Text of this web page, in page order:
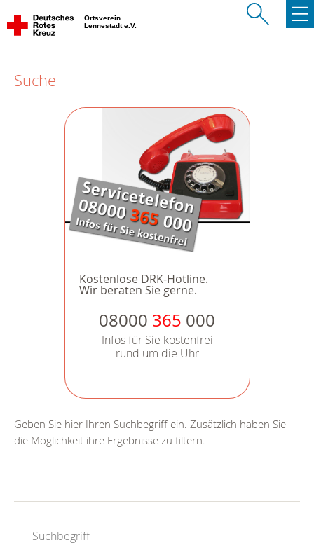
Ortsverein
Lennestadt e.V.
Suche
Kostenlose DRK-Hotline.
Wir beraten Sie gerne.
08000 365 000
Infos für Sie kostenfrei
rund um die Uhr
Geben Sie hier Ihren Suchbegriff ein. Zusätzlich haben Sie
die Möglichkeit ihre Ergebnisse zu filtern.